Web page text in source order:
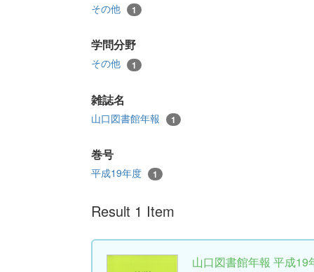
その他 1
学問分野
その他 1
雑誌名
山口図書館年報 1
巻号
平成19年度 1
Result 1 Item
山口図書館年報 平成19